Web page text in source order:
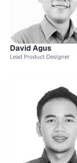
David Agus
Lead Product Designer